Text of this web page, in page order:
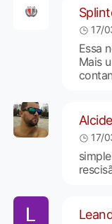
17/
Essa
Mais
17/